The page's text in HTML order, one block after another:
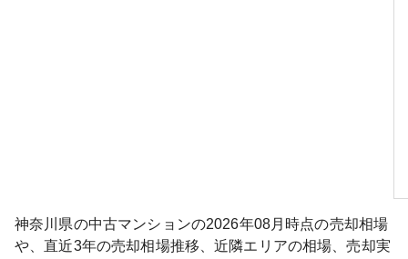
神奈川県の中古マンションの2026年08月 時点の売却相場
や、直近3年の売却相場推移、近隣エリアの相場、売却実